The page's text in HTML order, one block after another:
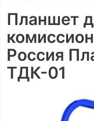
Планшет
Россия
ТДК-01